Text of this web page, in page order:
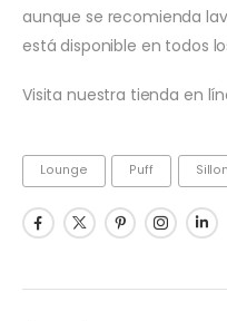
aunque se recomienda
está disponible en todos
Visita nuestra tienda en
Lounge Puff